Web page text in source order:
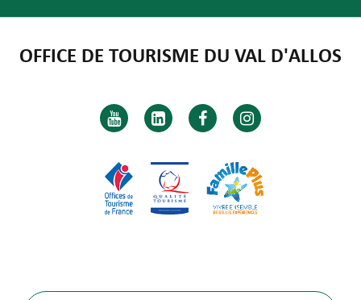
OFFICE DE TOURISME DU VAL D'ALLOS